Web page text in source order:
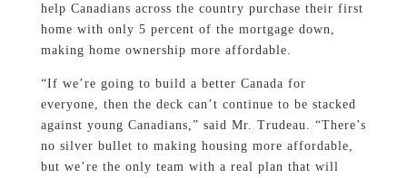
help Canadians across the country purchase their first
home with only 5 percent of the mortgage down,
making home ownership more affordable.
“If we’re going to build a better Canada for
everyone, then the deck can’t continue to be stacked
against young Canadians,” said Mr. Trudeau. “There’s
no silver bullet to making housing more affordable,
but we’re the only team with a real plan that will